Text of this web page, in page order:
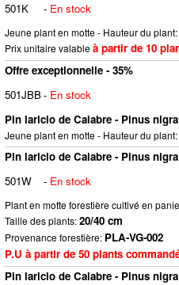
501K
- En stock
Jeune plant en motte - Hauteur du plant:
Prix unitaire valableà partir de 10
Offre exceptionnelle - 35%
501JBB- En stock
Pin laricio de Calabre - Pinus
Jeune plant en motte - Hauteur du plant:
Pin laricio de Calabre - Pinus
501W
- En stock
Plant en motte forestière cultivé en
Taille des plants:20/40 cm
Provenance forestière: PLA-VG-002
P.U à partir de 50 plants
Pin laricio de Calabre - Pinus